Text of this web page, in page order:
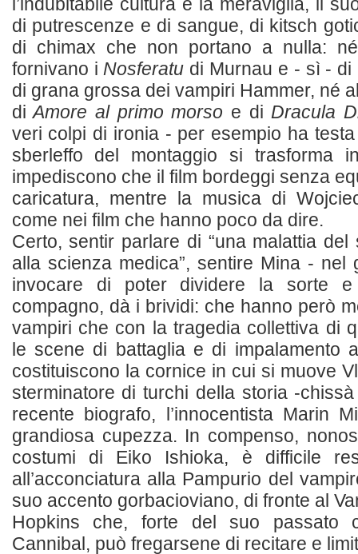
di putrescenze e di sangue, di kitsch
di chimax che non portano a nulla:
fornivano i Nosferatu di Murnau e - sì -
di grana grossa dei vampiri Hammer, né
di Amore al primo morso e di Dracula
veri colpi di ironia - per esempio ha
sberleffo del montaggio si trasforma
impediscono che il film bordeggi senza
caricatura, mentre la musica di
come nei film che hanno poco da dire.
Certo, sentir parlare di “una malattia del
alla scienza medica”, sentire Mina - nel
invocare di poter dividere la sorte
compagno, dà i brividi: che hanno però
vampiri che con la tragedia collettiva di
le scene di battaglia e di impalamento
costituiscono la cornice in cui si muove
sterminatore di turchi della storia -
recente biografo, l’innocentista Marin
grandiosa cupezza. In compenso,
costumi di Eiko Ishioka, è difficile
all’acconciatura alla Pampurio del
suo accento gorbacioviano, di fronte al
Hopkins che, forte del suo passato
Cannibal, può fregarsene di recitare e